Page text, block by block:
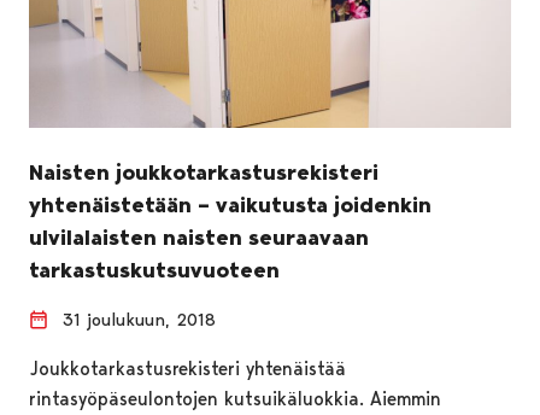
Naisten joukkotarkastusrekisteri
yhtenäistetään – vaikutusta joidenkin
ulvilalaisten naisten seuraavaan
tarkastuskutsuvuoteen
31 joulukuun, 2018
Joukkotarkastusrekisteri yhtenäistää
rintasyöpäseulontojen kutsuikäluokkia. Aiemmin